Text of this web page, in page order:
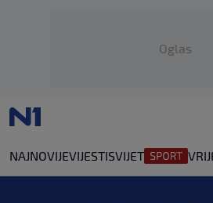
Oglas
NAJNOVIJEVIJESTISVIJET